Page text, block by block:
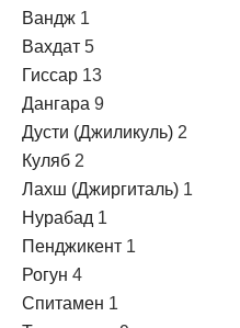
Вандж 1
Вахдат 5
Гиссар 13
Дангара 9
Дусти (Джиликуль) 2
Куляб 2
Лахш (Джиргиталь) 1
Нурабад 1
Пенджикент 1
Рогун 4
Спитамен 1